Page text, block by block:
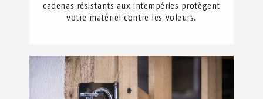
cadenas résistants aux intempéries protègent
votre matériel contre les voleurs.